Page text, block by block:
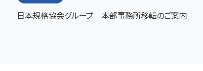
日本規格協会グループ 本部事務所移転のご案内